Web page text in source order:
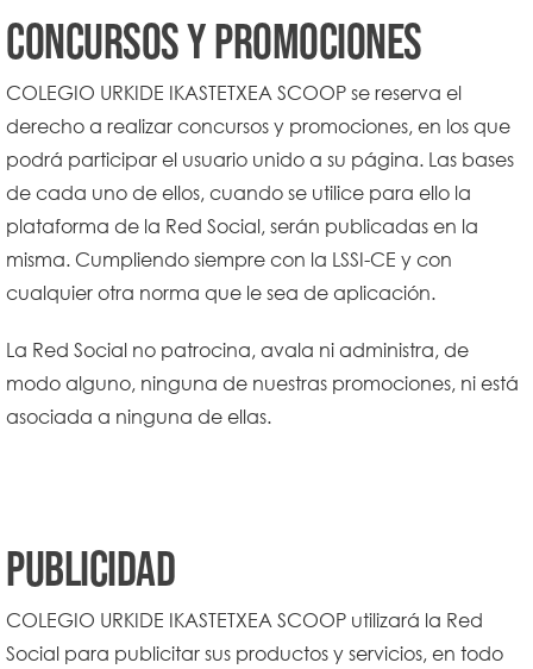
Concursos y promociones
COLEGIO URKIDE IKASTETXEA SCOOP se reserva el
derecho a realizar concursos y promociones, en los que
podrá participar el usuario unido a su página. Las bases
de cada uno de ellos, cuando se utilice para ello la
plataforma de la Red Social, serán publicadas en la
misma. Cumpliendo siempre con la LSSI-CE y con
cualquier otra norma que le sea de aplicación.
La Red Social no patrocina, avala ni administra, de
modo alguno, ninguna de nuestras promociones, ni está
asociada a ninguna de ellas.
Publicidad
COLEGIO URKIDE IKASTETXEA SCOOP utilizará la Red
Social para publicitar sus productos y servicios, en todo